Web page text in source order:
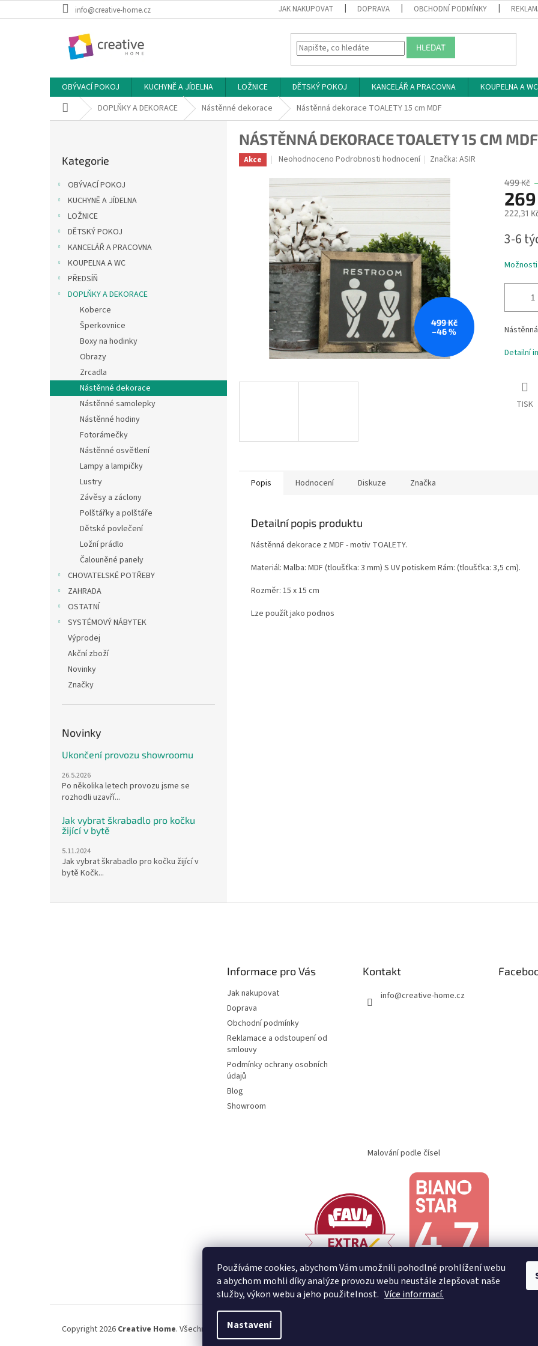
Používáme cookies, abychom Vám umožnili pohodlné prohlížení webu
a abychom mohli díky analýze provozu webu neustále zlepšovat naše
služby, výkon webu a jeho použitelnost. Více informací.
Nastavení
na
info@creative-home.cz JAK NAKUPOVAT DOPRAVA OBCHODNÍ PODMÍNKY
HLEDAT
OBÝVACÍ POKOJ KUCHYNĚ A JÍDELNA LOŽNICE DĚTSKÝ POKOJ KANCELÁŘ A PRACOVNA
KOUPELNA A WC
Domů DOPLŇKY A DEKORACE Nástěnné dekorace Nástěnná dekorace TOALETY 15 cm MDF
kategorie
Kategorie
OBÝVACÍ POKOJ
KUCHYNĚ A JÍDELNA
LOŽNICE
DĚTSKÝ POKOJ
KANCELÁŘ A PRACOVNA
KOUPELNA A WC
PŘEDSÍŇ
DOPLŇKY A DEKORACE
Koberce
Šperkovnice
Boxy na hodinky
Obrazy
Zrcadla
Nástěnné dekorace
Nástěnné samolepky
Nástěnné hodiny
Fotorámečky
Nástěnné osvětlení
Lampy a lampičky
Lustry
Závěsy a záclony
Polštářky a polštáře
Dětské povlečení
Ložní prádlo
Čalouněné panely
CHOVATELSKÉ POTŘEBY
ZAHRADA
OSTATNÍ
SYSTÉMOVÝ NÁBYTEK
Výprodej
Akční zboží
Novinky
Značky
Novinky
Ukončení provozu showroomu
26.5.2026
Po několika letech provozu jsme se
rozhodli uzavří...
Jak vybrat škrabadlo pro kočku
žijící v bytě
5.11.2024
Jak vybrat škrabadlo pro kočku žijící v
bytě Kočk...
NÁSTĚNNÁ DEKORACE TOALETY 15 CM MDF
Akce
Průměrné
produktu
0,0
z
5
hvězdiček.
Neohodnoceno Podrobnosti hodnocení Značka:ASIR
499 Kč
–46 %
499 Kč
222,31
cena:
3-6
Detailní
TISK
Popis Hodnocení Diskuze Značka
Detailní popis produktu
Nástěnná dekorace z MDF - motiv TOALETY.
Materiál: Malba: MDF (tloušťka: 3 mm) S UV potiskem Rám: (tloušťka: 3,5 cm).
Rozměr: 15 x 15 cm
Lze použít jako podnos
Informace pro Vás
Jak nakupovat
Doprava
Obchodní podmínky
Reklamace a odstoupení od
smlouvy
Podmínky ochrany osobních
údajů
Blog
Showroom
Kontakt
info@creative-home.cz
Malování podle čísel
Copyright 2026 Creative Home. Všechna práva vyhrazena.